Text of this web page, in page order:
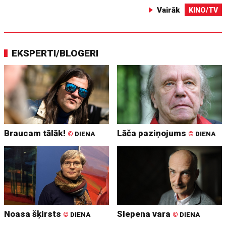
Vairāk KINO/TV
EKSPERTI/BLOGERI
Braucam tālāk! © DIENA Lāča paziņojums © DIENA
Noasa šķirsts © DIENA Slepena vara © DIENA